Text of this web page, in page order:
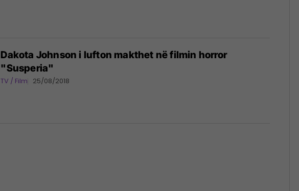
Dakota Johnson i lufton makthet në filmin horror
"Susperia"
TV / Film 25/08/2018